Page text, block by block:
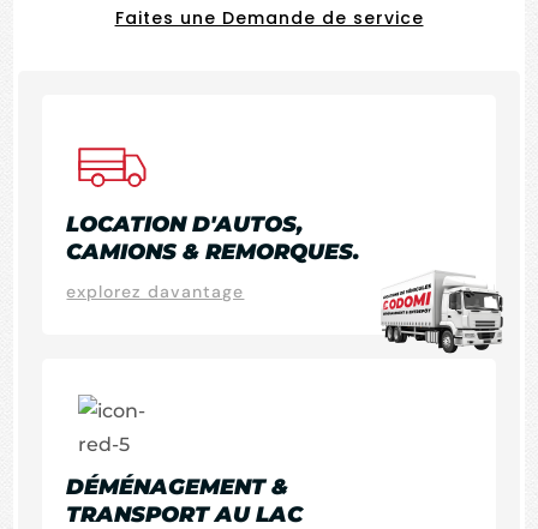
Faites une Demande de service
LOCATION D'AUTOS,
CAMIONS & REMORQUES.
explorez davantage
DÉMÉNAGEMENT &
TRANSPORT AU LAC